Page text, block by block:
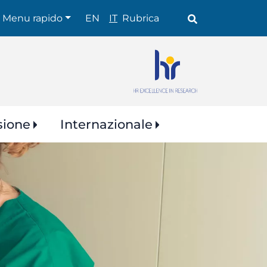
Shortcuts
Menu rapido EN IT Rubrica
Internazionale